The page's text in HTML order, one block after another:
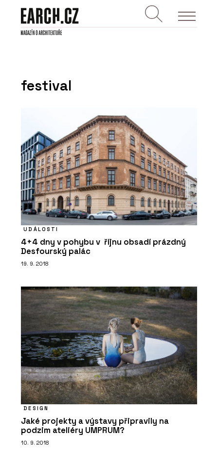
festival
UDÁLOSTI
4+4 dny v pohybu v říjnu obsadí prázdný
Desfourský palác
19. 9. 2018
DESIGN
Jaké projekty a výstavy připravily na
podzim ateliéry UMPRUM?
10. 9. 2018